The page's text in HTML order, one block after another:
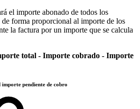
el importe abonado de todos los
forma proporcional al importe de los
la factura por un importe que se calcula
total - Importe cobrado - Importe
pendiente de cobro